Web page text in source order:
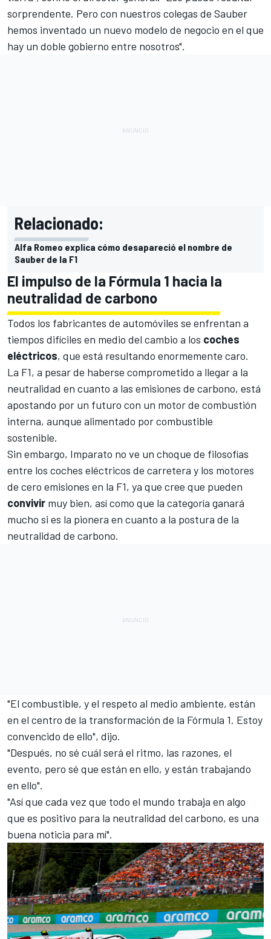
sorprendente. Pero con nuestros colegas de Sauber
hemos inventado un nuevo modelo de negocio en el que
hay un doble gobierno entre nosotros".
Relacionado:
Alfa Romeo explica cómo desapareció el nombre de
Sauber de la F1
El impulso de la Fórmula 1 hacia la
neutralidad de carbono
Todos los fabricantes de automóviles se enfrentan a
tiempos difíciles en medio del cambio a los coches
eléctricos, que está resultando enormemente caro.
La F1, a pesar de haberse comprometido a llegar a la
neutralidad en cuanto a las emisiones de carbono, está
apostando por un futuro con un motor de combustión
interna, aunque alimentado por combustible
sostenible.
Sin embargo, Imparato no ve un choque de filosofías
entre los coches eléctricos de carretera y los motores
de cero emisiones en la F1, ya que cree que pueden
convivir muy bien, así como que la categoría ganará
mucho si es la pionera en cuanto a la postura de la
neutralidad de carbono.
"El combustible, y el respeto al medio ambiente, están
en el centro de la transformación de la Fórmula 1. Estoy
convencido de ello", dijo.
"Después, no sé cuál será el ritmo, las razones, el
evento, pero sé que están en ello, y están trabajando
en ello".
"Así que cada vez que todo el mundo trabaja en algo
que es positivo para la neutralidad del carbono, es una
buena noticia para mí".